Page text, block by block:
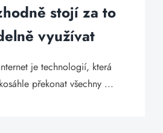
stojí za to
využívat
je technologií, která
překonat všechny ...